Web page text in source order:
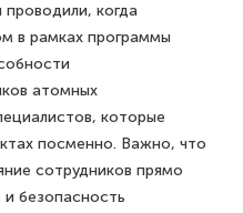
когда
в рамках программы
атомных
которые
посменно. Важно, что
сотрудников прямо
безопасность